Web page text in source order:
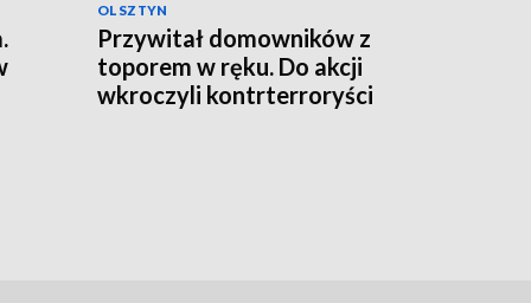
OLSZTYN
Przywitał domowników z
toporem w ręku. Do akcji
wkroczyli kontrterroryści